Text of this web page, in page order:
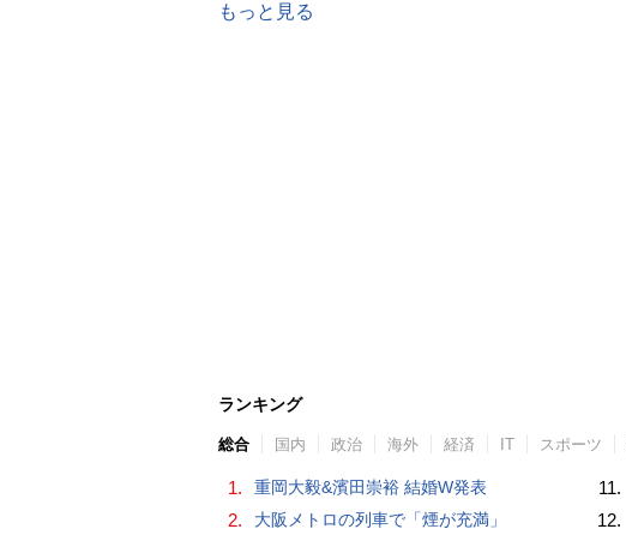
もっと見る
ランキング
総合 国内 政治 海外 経済 IT スポーツ
1. 重岡大毅&濱田崇裕 結婚W発表
2. 大阪メトロの列車で「煙が充満」
11.
12.